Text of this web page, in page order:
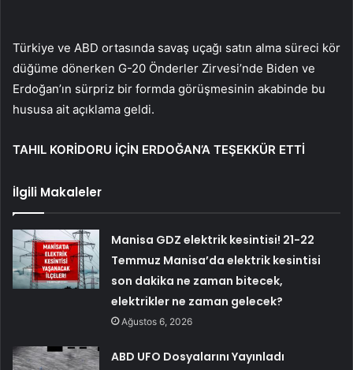
Türkiye ve ABD ortasında savaş uçağı satın alma süreci kör
düğüme dönerken G-20 Önderler Zirvesi’nde Biden ve
Erdoğan’ın sürpriz bir formda görüşmesinin akabinde bu
hususa ait açıklama geldi.
TAHIL KORİDORU İÇİN ERDOĞAN’A TEŞEKKÜR ETTİ
İlgili Makaleler
Manisa GDZ elektrik kesintisi! 21-22
Temmuz Manisa’da elektrik kesintisi
son dakika ne zaman bitecek,
elektrikler ne zaman gelecek?
Ağustos 6, 2026
ABD UFO Dosyalarını Yayınladı